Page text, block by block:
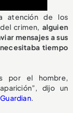
atención de los
crimen, alguien
mensajes a sus
tiempo
por el hombre,
dijo un
.